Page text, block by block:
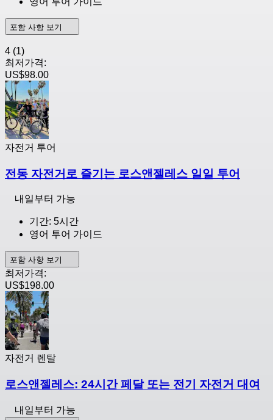
포함 사항 보기
4 (1)
최저가격:
US$98.00
자전거 투어
전동 자전거로 즐기는 로스앤젤레스 일일 투어
내일부터 가능
기간: 5시간
영어 투어 가이드
포함 사항 보기
최저가격:
US$198.00
자전거 렌탈
로스앤젤레스: 24시간 페달 또는 전기 자전거 대여
내일부터 가능